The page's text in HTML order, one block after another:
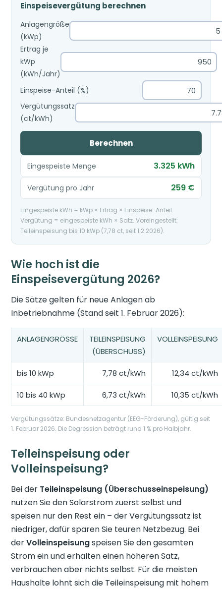
Einspeisevergütung berechnen
Anlagengröße
(kWp)
Ertrag je
kWp
(kWh/Jahr)
Einspeise-Anteil (%)
Vergütungssatz
(ct/kWh)
Berechnen
Eingespeiste Menge 3.325 kWh
Vergütung pro Jahr 259 €
Eingespeiste kWh = kWp × Ertrag × Einspeise-Anteil.
Vergütung = eingespeiste kWh × Satz. Voreingestellt:
Teileinspeisung bis 10 kWp (7,78 ct, seit 1.2.2026).
Wie hoch ist die
Einspeisevergütung 2026?
Die Sätze gelten für neue Anlagen ab
Inbetriebnahme (Stand seit 1. Februar 2026):
ANLAGENGRÖSSE
TEILEINSPEISUNG
(ÜBERSCHUSS)
VOLLEINSPEISUNG
bis 10 kWp 7,78 ct/kWh 12,34 ct/kWh
10 bis 40 kWp 6,73 ct/kWh 10,35 ct/kWh
Vergütungssätze: Bundesnetzagentur (EEG-Förderung), gültig seit
1. Februar 2026. Die Degression beträgt rund 1 % pro Halbjahr.
Teileinspeisung oder
Volleinspeisung?
Bei der Teileinspeisung (Überschusseinspeisung)
nutzen Sie den Solarstrom zuerst selbst und
speisen nur den Rest ein – der Vergütungssatz ist
niedriger, dafür sparen Sie teuren Netzbezug. Bei
derVolleinspeisungspeisen Sie den gesamten
Strom ein und erhalten einen höheren Satz,
verbrauchen aber nichts selbst. Für die meisten
Haushalte lohnt sich die Teileinspeisung mit hohem